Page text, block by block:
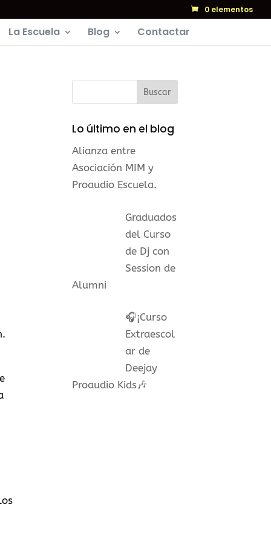
0 elementos
La Escuela Blog Contactar
Lo último en el blog
Alianza entre
Asociación MIM y
Proaudio Escuela.
Graduados
del Curso
de Dj con
Session de
Alumni
🎧¡Curso
Extraescol
ar de
Deejay
Proaudio Kids🎶